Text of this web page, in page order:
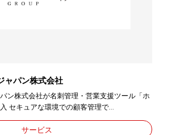
ャパン株式会社
ン株式会社が名刺管理・営業支援ツール「ホ
セキュアな環境での顧客管理で...
サービス